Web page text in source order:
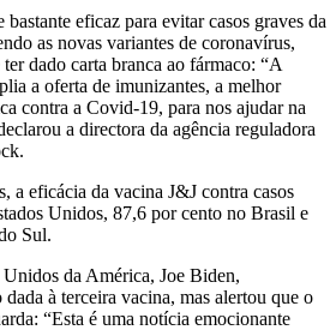
eficaz para evitar casos graves da
as novas variantes de coronavírus,
dado carta branca ao fármaco: “A
a oferta de imunizantes, a melhor
contra a Covid-19, para nos ajudar na
a directora da agência reguladora
a eficácia da vacina J&J contra casos
Unidos, 87,6 por cento no Brasil e
Sul.
da América, Joe Biden,
à terceira vacina, mas alertou que o
“Esta é uma notícia emocionante